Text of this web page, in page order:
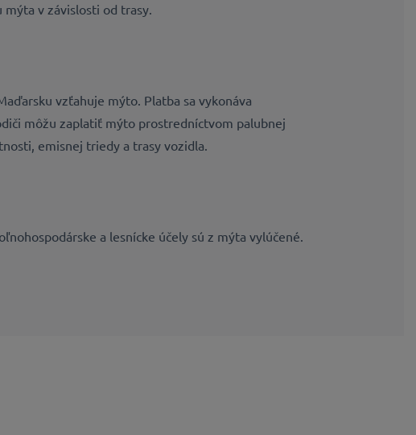
v závislosti od trasy.
vzťahuje mýto. Platba sa vykonáva
môžu zaplatiť mýto prostredníctvom palubnej
emisnej triedy a trasy vozidla.
a lesnícke účely sú z mýta vylúčené.